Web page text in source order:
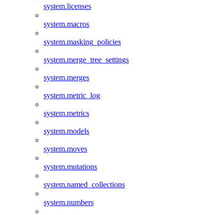
system.licenses
system.macros
system.masking_policies
system.merge_tree_settings
system.merges
system.metric_log
system.metrics
system.models
system.moves
system.mutations
system.named_collections
system.numbers